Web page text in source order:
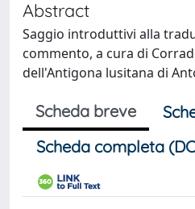
Abstract
Saggio introduttivi alla
commento, a cura di
dell'Antigona lusitana di
Scheda breve
Scheda completa